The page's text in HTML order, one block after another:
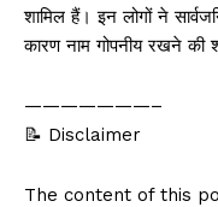
शामिल हैं। इन लोगों ने
कारण नाम गोपनीय रखने की
———————–
📝 Disclaimer
The content of this